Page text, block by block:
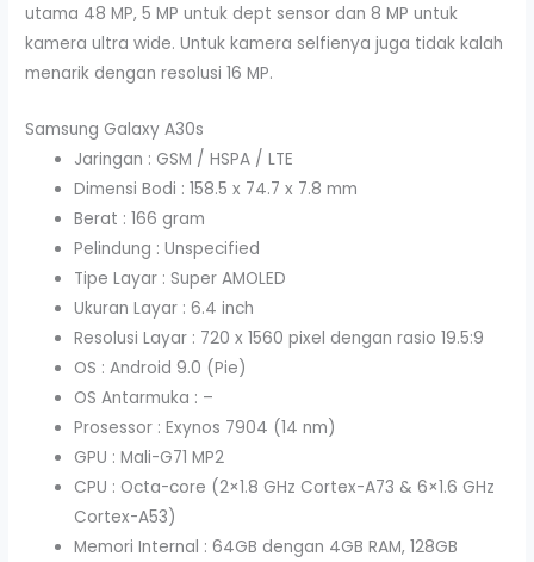
utama 48 MP, 5 MP untuk dept sensor dan 8 MP untuk
kamera ultra wide. Untuk kamera selfienya juga tidak kalah
menarik dengan resolusi 16 MP.
Samsung Galaxy A30s
Jaringan : GSM / HSPA / LTE
Dimensi Bodi : 158.5 x 74.7 x 7.8 mm
Berat : 166 gram
Pelindung : Unspecified
Tipe Layar : Super AMOLED
Ukuran Layar : 6.4 inch
Resolusi Layar : 720 x 1560 pixel dengan rasio 19.5:9
OS : Android 9.0 (Pie)
OS Antarmuka : –
Prosessor : Exynos 7904 (14 nm)
GPU : Mali-G71 MP2
CPU : Octa-core (2×1.8 GHz Cortex-A73 & 6×1.6 GHz
Cortex-A53)
Memori Internal : 64GB dengan 4GB RAM, 128GB